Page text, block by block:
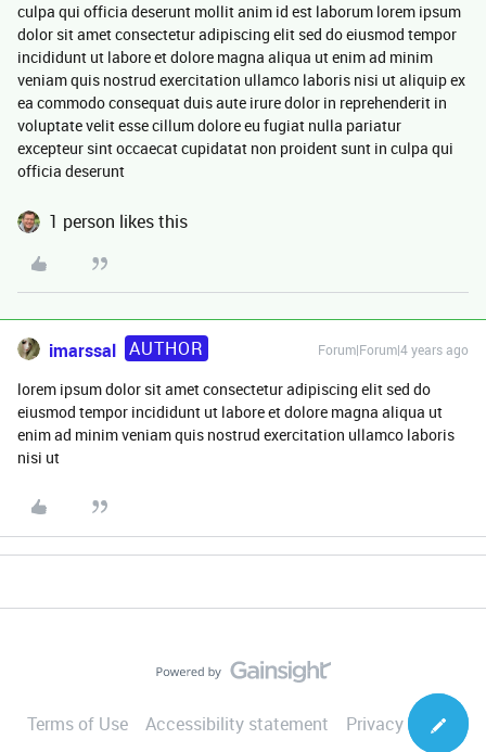
culpa qui officia deserunt mollit anim id est laborum lorem ipsum
dolor sit amet consectetur adipiscing elit sed do eiusmod tempor
incididunt ut labore et dolore magna aliqua ut enim ad minim
veniam quis nostrud exercitation ullamco laboris nisi ut aliquip ex
ea commodo consequat duis aute irure dolor in reprehenderit in
voluptate velit esse cillum dolore eu fugiat nulla pariatur
excepteur sint occaecat cupidatat non proident sunt in culpa qui
officia deserunt
1 person likes this
imarssal AUTHOR Forum|Forum|4 years ago
lorem ipsum dolor sit amet consectetur adipiscing elit sed do
eiusmod tempor incididunt ut labore et dolore magna aliqua ut
enim ad minim veniam quis nostrud exercitation ullamco laboris
nisi ut
Terms of Use Accessibility statement Privacy Notice